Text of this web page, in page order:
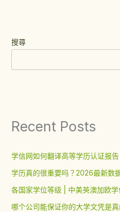
搜尋
Recent Posts
学信网如何翻译高等学历认证报
学历真的很重要吗？2026最新数
各国家学位等级 | 中美英澳加欧
哪个公司能保证你的大学文凭是